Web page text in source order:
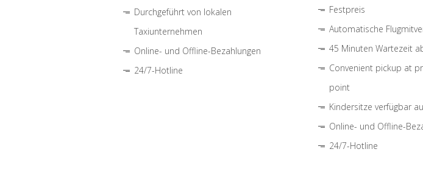
Durchgeführt von lokalen
Taxiunternehmen
Online- und Offline-Bezahlungen
24/7-Hotline
Festpreis
Automatische
45 Minuten Wartezeit
Convenient pickup at
point
Kindersitze verfügbar
Online- und Offline-
24/7-Hotline